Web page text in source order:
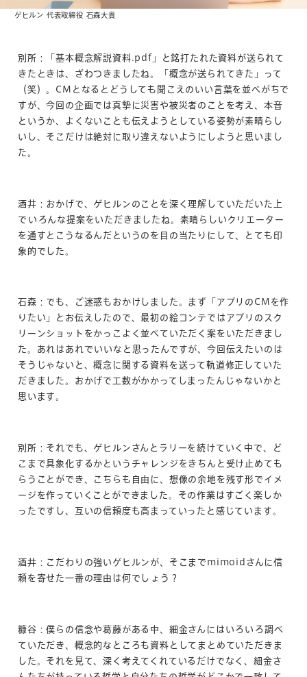
ゲヒルン 代表取締役 石森大貴
別所：「基本概念解説資料.pdf」と銘打たれた資料が送られて
きたときは、ざわつきましたね。「概念が送られてきた」って
（笑）。CMとなるとどうしても聞こえのいい言葉を並べがちで
すが、今回の企画では真摯に災害や被災者のことを考え、本音
というか、よくないことも伝えようとしている姿勢が素晴らし
いし、そこだけは絶対に取り違えないようにしようと思いまし
た。
酒井：おかげで、ゲヒルンのことを深く理解していただいた上
でいろんな提案をいただきましたね。素晴らしいクリエーター
を通すとこうなるんだというのを目の当たりにして、とても印
象的でした。
石森：でも、ご迷惑もおかけしました。まず「アプリのCMを作
りたい」とお伝えしたので、最初の絵コンテではアプリのスク
リーンショットをかっこよく並べていただく案をいただきまし
た。あれはあれでいいなと思ったんですが、今回伝えたいのは
そうじゃないと、概念に関する資料を送って軌道修正していた
だきました。おかげで工数がかかってしまったんじゃないかと
思います。
別所：それでも、ゲヒルンさんとラリーを続けていく中で、ど
こまで具象化するかというチャレンジをきちんと受け止めても
らうことができ、こちらも自由に、想像の余地を残す形でイメ
ージを作っていくことができました。その作業はすごく楽しか
ったですし、互いの信頼度も高まっていったと感じています。
酒井：こだわりの強いゲヒルンが、そこまでmimoidさんに信
頼を寄せた一番の理由は何でしょう？
糠谷：僕らの信念や葛藤がある中、細金さんにはいろいろ調べ
ていただき、概念的なところも資料としてまとめていただきま
した。それを見て、深く考えてくれているだけでなく、細金さ